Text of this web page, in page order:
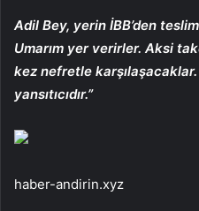
Adil Bey, yerin İBB’den
Umarım yer verirler. Aksi
kez nefretle
yansıtıcıdır.”
haber-andirin.xyz